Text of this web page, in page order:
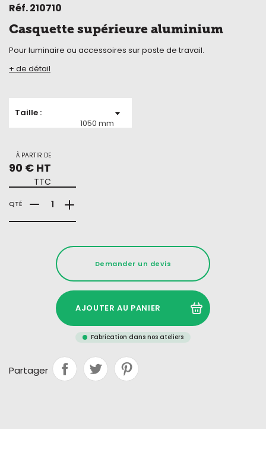
Réf.210710
Casquette supérieure aluminium
Pour luminaire ou accessoires sur poste de travail.
+ de détail
Taille
1050 mm
À PARTIR DE
90 € HT
TTC
QTÉ
Demander un devis
AJOUTER AU PANIER
Fabrication dans nos ateliers
Partager